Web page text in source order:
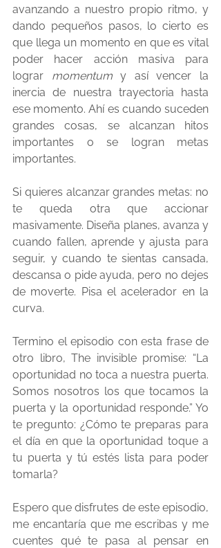
avanzando a nuestro propio ritmo, y
dando pequeños pasos, lo cierto es
que llega un momento en que es vital
poder hacer acción masiva para
lograr momentum y así vencer la
inercia de nuestra trayectoria hasta
ese momento. Ahí es cuando suceden
grandes cosas, se alcanzan hitos
importantes o se logran metas
importantes.
Si quieres alcanzar grandes metas: no
te queda otra que accionar
masivamente. Diseña planes, avanza y
cuando fallen, aprende y ajusta para
seguir, y cuando te sientas cansada,
descansa o pide ayuda, pero no dejes
de moverte. Pisa el acelerador en la
curva.
Termino el episodio con esta frase de
otro libro, The invisible promise: “La
oportunidad no toca a nuestra puerta.
Somos nosotros los que tocamos la
puerta y la oportunidad responde.” Yo
te pregunto: ¿Cómo te preparas para
el día en que la oportunidad toque a
tu puerta y tú estés lista para poder
tomarla?
Espero que disfrutes de este episodio,
me encantaría que me escribas y me
cuentes qué te pasa al pensar en